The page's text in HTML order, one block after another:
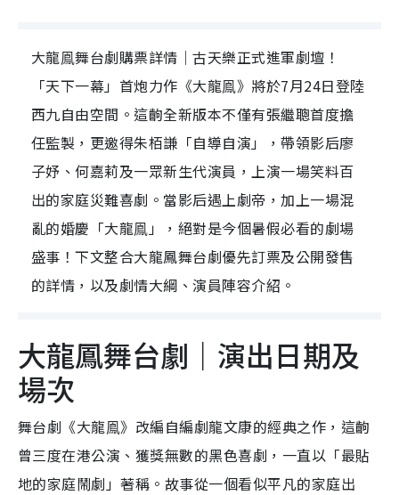
大龍鳯舞台劇購票詳情｜古天樂正式進軍劇壇！
「天下一幕」首炮力作《大龍鳯》將於7月24日登陸
西九自由空間。這齣全新版本不僅有張繼聰首度擔
任監製，更邀得朱栢謙「自導自演」，帶領影后廖
子妤、何嘉莉及一眾新生代演員，上演一場笑料百
出的家庭災難喜劇。當影后遇上劇帝，加上一場混
亂的婚慶「大龍鳯」，絕對是今個暑假必看的劇場
盛事！下文整合大龍鳳舞台劇優先訂票及公開發售
的詳情，以及劇情大綱、演員陣容介紹。
大龍鳳舞台劇｜演出日期及
場次
舞台劇《大龍鳯》改編自編劇龍文康的經典之作，這齣
曾三度在港公演、獲獎無數的黑色喜劇，一直以「最貼
地的家庭鬧劇」著稱。故事從一個看似平凡的家庭出